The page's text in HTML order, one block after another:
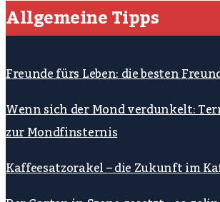
Allgemeine Tipps
Freunde fürs Leben: die besten
Wenn sich der Mond verdunkelt:
zur Mondfinsternis
Kaffeesatzorakel – die Zukunft im